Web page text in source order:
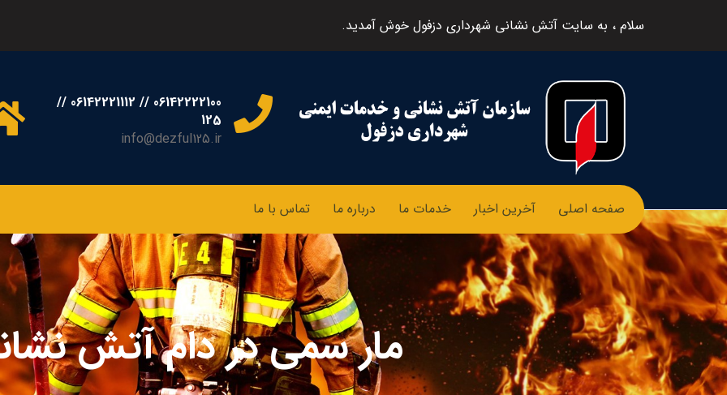
سلام ، به سایت آتش نشانی شهرداری دزفول خوش آمدید.
06142222100 // 06142221112 //
125
info@dezful125.ir
صفحه اصلی آخرین اخبار خدمات ما درباره ما تماس با ما
مار سمی در دام آتش